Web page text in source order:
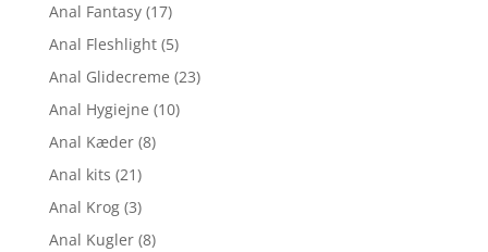
Anal Fantasy (17)
Anal Fleshlight (5)
Anal Glidecreme (23)
Anal Hygiejne (10)
Anal Kæder (8)
Anal kits (21)
Anal Krog (3)
Anal Kugler (8)